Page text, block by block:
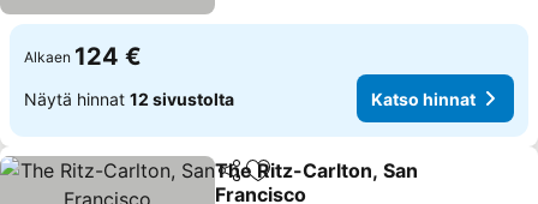
Alkaen 124 €
Näytä hinnat 12 sivustolta Katso hinnat
Jaa Lisää suosikkeihin
The Ritz-Carlton, San
Francisco